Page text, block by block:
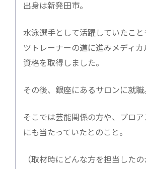
出身は新発田市。
水泳選手として活躍していたこと
ツトレーナーの道に進みメディ
資格を取得しました。
その後、銀座にあるサロンに就職
そこでは芸能関係の方や、プロ
にも当たっていたとのこと。
（取材時にどんな方を担当した